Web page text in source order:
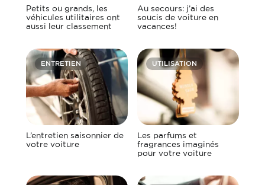
Petits ou grands, les
véhicules utilitaires ont
aussi leur classement
Au secours: j’ai des
soucis de voiture en
vacances!
ENTRETIEN
L’entretien saisonnier de
votre voiture
UTILISATION
Les parfums et
fragrances imaginés
pour votre voiture